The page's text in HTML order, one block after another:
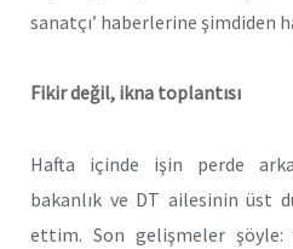
sanatçı’ haberlerine şimdiden
Fikir değil, ikna toplantısı
Hafta içinde işin perde
bakanlık ve DT ailesinin üst
ettim. Son gelişmeler şöyle: